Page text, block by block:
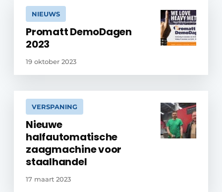
NIEUWS
Promatt DemoDagen
2023
19 oktober 2023
VERSPANING
Nieuwe
halfautomatische
zaagmachine voor
staalhandel
17 maart 2023